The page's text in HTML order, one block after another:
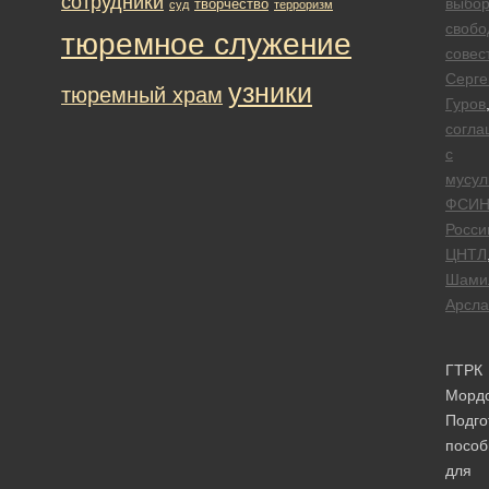
Гуров
с
ФСИН
ЦНТЛ
ГТРК
для
суд творчество терроризм
тюремное служение
тюремный храм узники